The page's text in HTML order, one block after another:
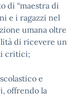
di “maestra di
e i ragazzi nel
umana oltre
di ricevere un
critici;
e
offrendo la